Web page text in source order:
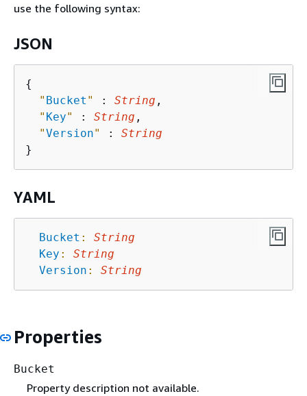
use the following syntax:
JSON
{
" Bucket " : String ,
" Key" : String ,
"Version" : String
YAML
Bucket :
String
Key :
String
Version : String
Properties
Bucket
Property description not available.